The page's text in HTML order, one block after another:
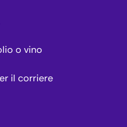
o vino
il corriere